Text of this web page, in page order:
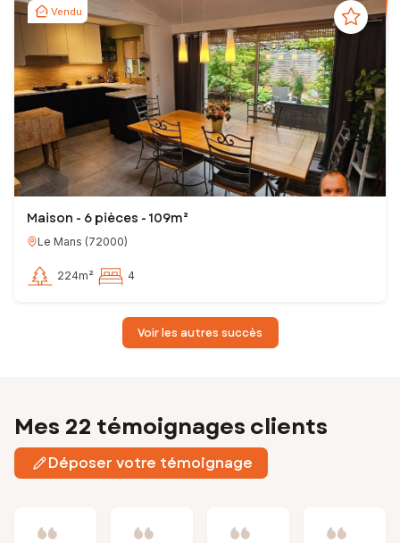
Vendu
Maison - 6 pièces - 109m²
Le Mans (72000)
224m² 4
Voir les autres succès
Mes 22 témoignages clients
Déposer votre témoignage